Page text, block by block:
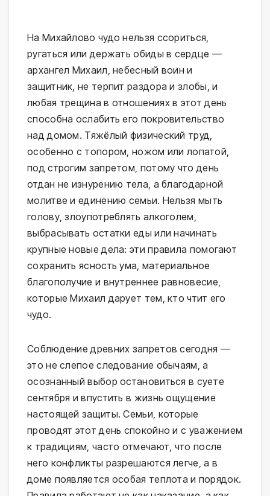
На Михайлово чудо нельзя ссориться,
ругаться или держать обиды в сердце —
архангел Михаил, небесный воин и
защитник, не терпит раздора и злобы, и
любая трещина в отношениях в этот день
способна ослабить его покровительство
над домом. Тяжёлый физический труд,
особенно с топором, ножом или лопатой,
под строгим запретом, потому что день
отдан не изнурению тела, а благодарной
молитве и единению семьи. Нельзя мыть
голову, злоупотреблять алкоголем,
выбрасывать остатки еды или начинать
крупные новые дела: эти правила помогают
сохранить ясность ума, материальное
благополучие и внутреннее равновесие,
которые Михаил дарует тем, кто чтит его
чудо.
Соблюдение древних запретов сегодня —
это не слепое следование обычаям, а
осознанный выбор остановиться в суете
сентября и впустить в жизнь ощущение
настоящей защиты. Семьи, которые
проводят этот день спокойно и с уважением
к традициям, часто отмечают, что после
него конфликты разрешаются легче, а в
доме появляется особая теплота и порядок.